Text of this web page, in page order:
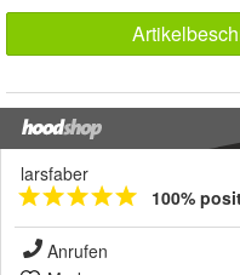
larsfaber
100%
Anrufen